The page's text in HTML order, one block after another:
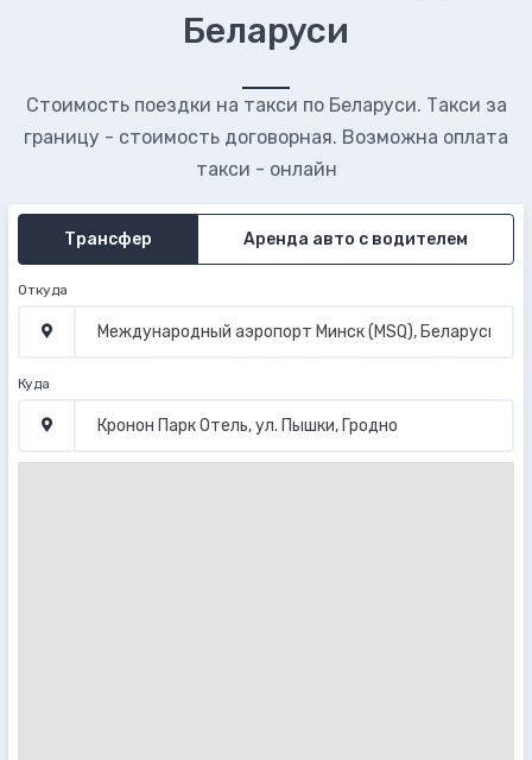
Беларуси
Стоимость поездки на такси по Беларуси. Такси за
границу - стоимость договорная. Возможна оплата
такси - онлайн
Трансфер Аренда авто с водителем
Откуда
Куда